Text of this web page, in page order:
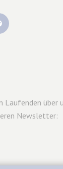
Laufenden über
Newsletter: